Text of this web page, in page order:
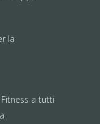
la
a tutti